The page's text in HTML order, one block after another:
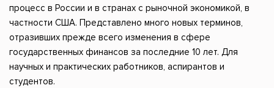
процесс в России и в странах с рыночной экономикой, в
частности США. Представлено много новых терминов,
отразивших прежде всего изменения в сфере
государственных финансов за последние 10 лет. Для
научных и практических работников, аспирантов и
студентов.